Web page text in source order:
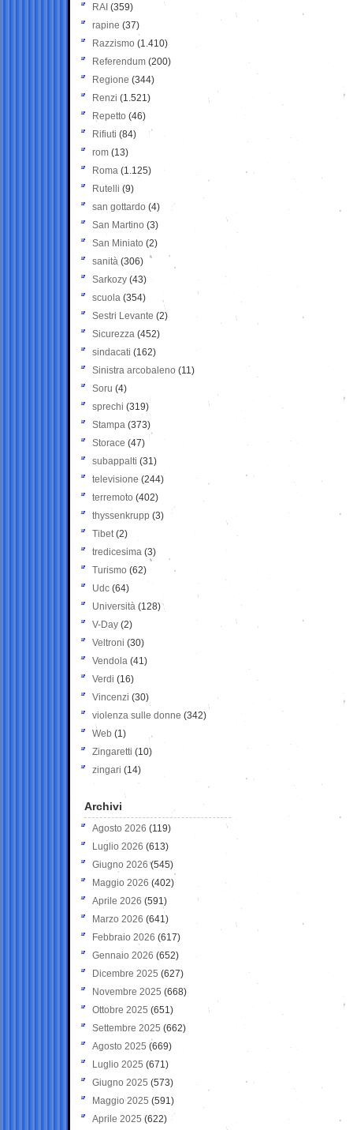
RAI (359)
rapine (37)
Razzismo (1.410)
Referendum (200)
Regione (344)
Renzi (1.521)
Repetto (46)
Rifiuti (84)
rom (13)
Roma (1.125)
Rutelli (9)
san gottardo (4)
San Martino (3)
San Miniato (2)
sanità (306)
Sarkozy (43)
scuola (354)
Sestri Levante (2)
Sicurezza (452)
sindacati (162)
Sinistra arcobaleno (11)
Soru (4)
sprechi (319)
Stampa (373)
Storace (47)
subappalti (31)
televisione(244)
terremoto (402)
thyssenkrupp (3)
Tibet(2)
tredicesima (3)
Turismo (62)
Udc (64)
Università (128)
V-Day (2)
Veltroni (30)
Vendola (41)
Verdi (16)
Vincenzi (30)
violenza sulle donne (342)
Web (1)
Zingaretti (10)
zingari (14)
Archivi
Agosto 2026 (119)
Luglio 2026 (613)
Giugno 2026 (545)
Maggio 2026 (402)
Aprile 2026 (591)
Marzo 2026 (641)
Febbraio 2026 (617)
Gennaio 2026 (652)
Dicembre 2025 (627)
Novembre 2025 (668)
Ottobre 2025 (651)
Settembre 2025 (662)
Agosto 2025 (669)
Luglio 2025 (671)
Giugno 2025 (573)
Maggio 2025 (591)
Aprile 2025 (622)